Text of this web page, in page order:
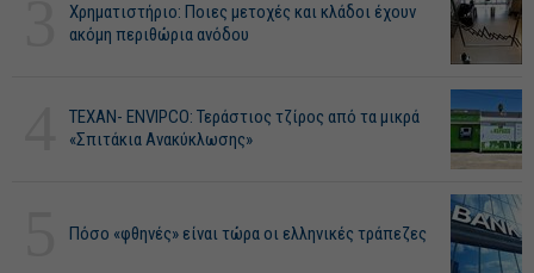
Χρηματιστήριο: Ποιες μετοχές και κλάδοι έχουν
ακόμη περιθώρια ανόδου
ΤΕΧΑΝ- ENVIPCO: Τεράστιος τζίρος από τα μικρά
«Σπιτάκια Ανακύκλωσης»
Πόσο «φθηνές» είναι τώρα οι ελληνικές τράπεζες